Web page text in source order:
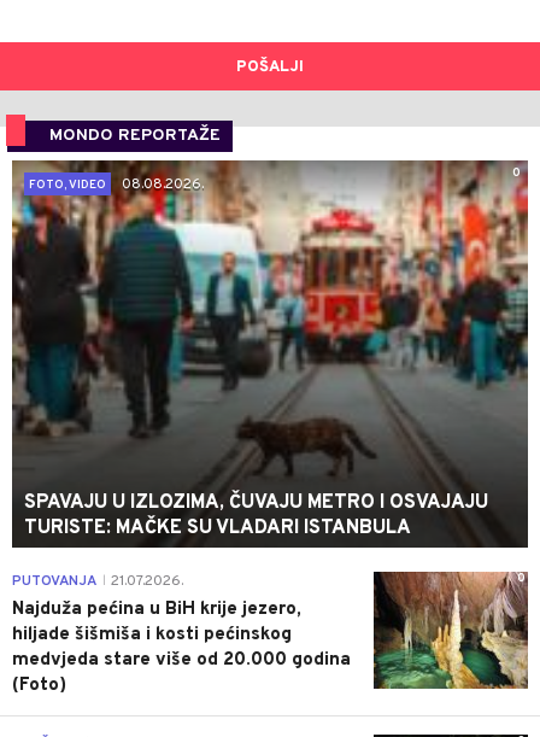
POŠALJI
MONDO REPORTAŽE
0
FOTO, VIDEO
08.08.2026.
SPAVAJU U IZLOZIMA, ČUVAJU METRO I OSVAJAJU
TURISTE: MAČKE SU VLADARI ISTANBULA
0
PUTOVANJA 21.07.2026.
Najduža pećina u BiH krije jezero,
hiljade šišmiša i kosti pećinskog
medvjeda stare više od 20.000 godina
(Foto)